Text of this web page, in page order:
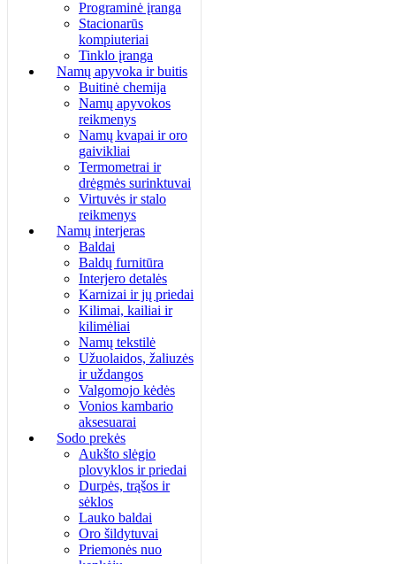
Programinė įranga
Stacionarūs
kompiuteriai
Tinklo įranga
Namų apyvoka ir buitis
Buitinė chemija
Namų apyvokos
reikmenys
Namų kvapai ir oro
gaivikliai
Termometrai ir
drėgmės surinktuvai
Virtuvės ir stalo
reikmenys
Namų interjeras
Baldai
Baldų furnitūra
Interjero detalės
Karnizai ir jų priedai
Kilimai, kailiai ir
kilimėliai
Namų tekstilė
Užuolaidos, žaliuzės
ir uždangos
Valgomojo kėdės
Vonios kambario
aksesuarai
Sodo prekės
Aukšto slėgio
plovyklos ir priedai
Durpės, trąšos ir
sėklos
Lauko baldai
Oro šildytuvai
Priemonės nuo